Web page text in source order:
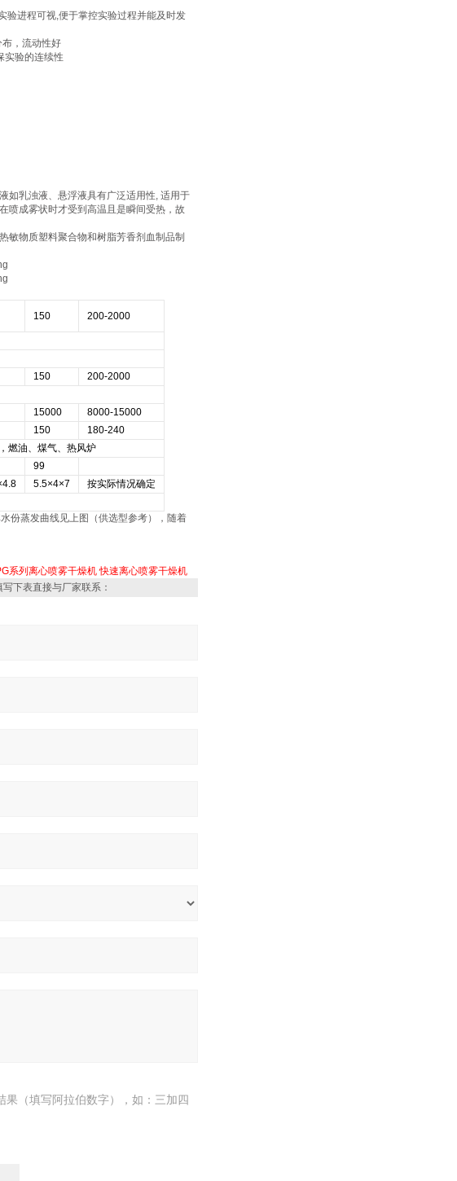
验进程可视,便于掌控实验过程并能及时发
，流动性好
实验的连续性
如乳浊液、悬浮液具有广泛适用性, 适用于
喷成雾状时才受到高温且是瞬间受热，故
敏物质塑料聚合物和树脂芳香剂血制品制
150 200-2000
150
200-2000
15000
8000-15000
150
180-240
燃油、煤气、热风炉
99
5.5×4×7
按实际情况确定
份蒸发曲线见上图（供选型参考），随着
系列离心喷雾干燥机 快速离心喷雾干燥机
下表直接与厂家联系：
果（填写阿拉伯数字），如：三加四